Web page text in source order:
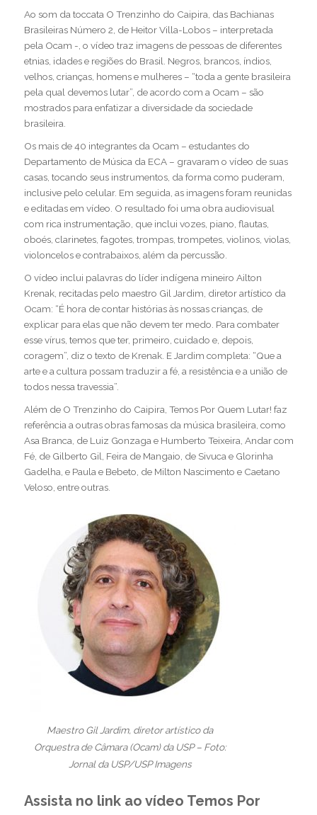
Ao som da toccata O Trenzinho do Caipira, das Bachianas
Brasileiras Número 2, de Heitor Villa-Lobos – interpretada
pela Ocam -, o vídeo traz imagens de pessoas de diferentes
etnias, idades e regiões do Brasil. Negros, brancos, índios,
velhos, crianças, homens e mulheres – “toda a gente brasileira
pela qual devemos lutar”, de acordo com a Ocam – são
mostrados para enfatizar a diversidade da sociedade
brasileira.
Os mais de 40 integrantes da Ocam – estudantes do
Departamento de Música da ECA – gravaram o vídeo de suas
casas, tocando seus instrumentos, da forma como puderam,
inclusive pelo celular. Em seguida, as imagens foram reunidas
e editadas em vídeo. O resultado foi uma obra audiovisual
com rica instrumentação, que inclui vozes, piano, flautas,
oboés, clarinetes, fagotes, trompas, trompetes, violinos, violas,
violoncelos e contrabaixos, além da percussão.
O vídeo inclui palavras do líder indígena mineiro Ailton
Krenak, recitadas pelo maestro Gil Jardim, diretor artístico da
Ocam: “É hora de contar histórias às nossas crianças, de
explicar para elas que não devem ter medo. Para combater
esse vírus, temos que ter, primeiro, cuidado e, depois,
coragem”, diz o texto de Krenak. E Jardim completa: “Que a
arte e a cultura possam traduzir a fé, a resistência e a união de
todos nessa travessia”.
Além de O Trenzinho do Caipira, Temos Por Quem Lutar! faz
referência a outras obras famosas da música brasileira, como
Asa Branca, de Luiz Gonzaga e Humberto Teixeira, Andar com
Fé, de Gilberto Gil, Feira de Mangaio, de Sivuca e Glorinha
Gadelha, e Paula e Bebeto, de Milton Nascimento e Caetano
Veloso, entre outras.
Maestro Gil Jardim, diretor artístico da
Orquestra de Câmara (Ocam) da USP – Foto:
Jornal da USP/USP Imagens
Assista no link ao vídeo Temos Por